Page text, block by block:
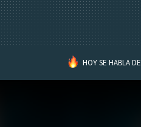
HOY SE HABLA DE